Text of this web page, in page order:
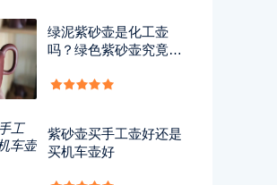
绿泥紫砂壶是化工壶
吗？绿色紫砂壶究竟有
紫砂壶买手工壶好还是
买机车壶好